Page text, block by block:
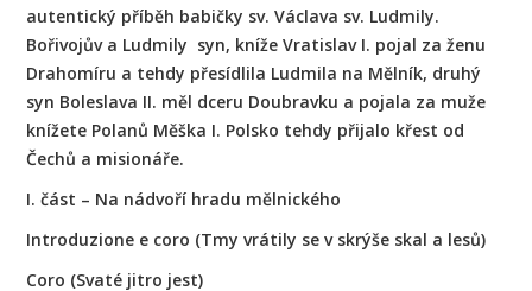
autentický příběh babičky sv. Václava sv. Ludmily.
Bořivojův a Ludmily syn, kníže Vratislav I. pojal za ženu
Drahomíru a tehdy přesídlila Ludmila na Mělník, druhý
syn Boleslava II. měl dceru Doubravku a pojala za muže
knížete Polanů Měška I. Polsko tehdy přijalo křest od
Čechů a misionáře.
I. část – Na nádvoří hradu mělnického
Introduzione e coro (Tmy vrátily se v skrýše skal a lesů)
Coro (Svaté jitro jest)